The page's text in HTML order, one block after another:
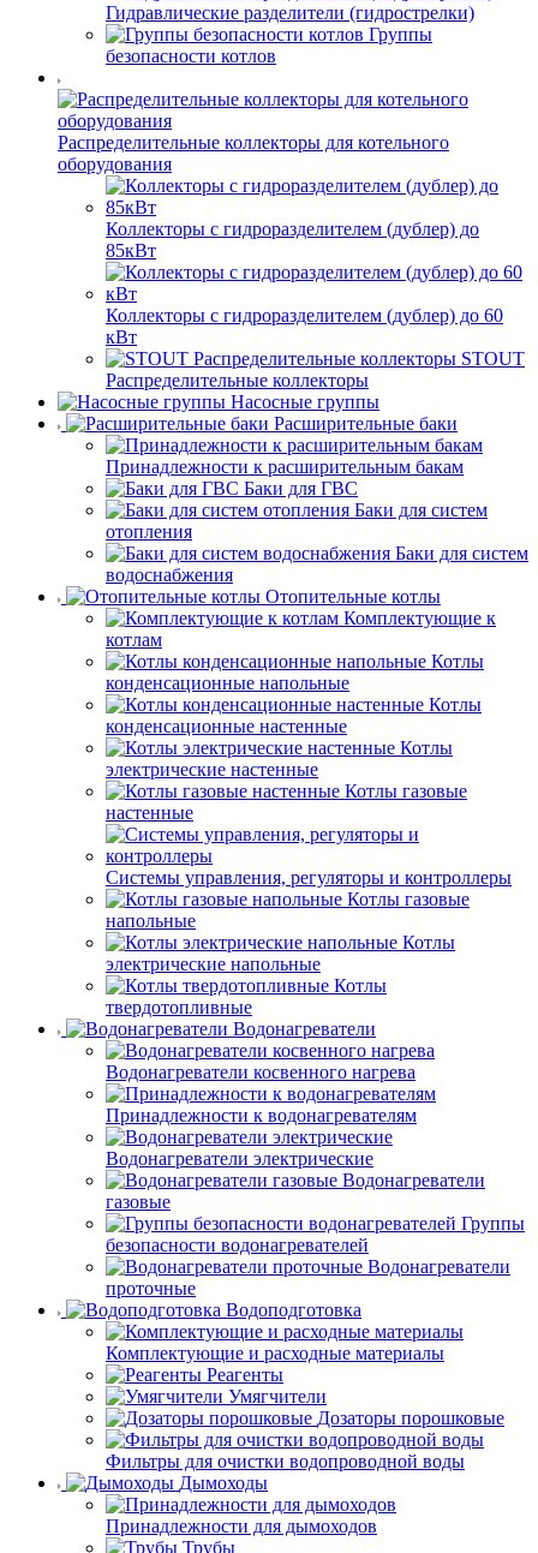
Гидравлические разделители (гидрострелки)
Группы
безопасности котлов
Распределительные коллекторы для котельного
оборудования
Коллекторы с гидроразделителем (дублер) до
85кВт
Коллекторы с гидроразделителем (дублер) до 60
кВт
STOUT
Распределительные коллекторы
Насосные группы
Расширительные баки
Принадлежности к расширительным бакам
Баки для ГВС
Баки для систем
отопления
Баки для систем
водоснабжения
Отопительные котлы
Комплектующие к
котлам
Котлы
конденсационные напольные
Котлы
конденсационные настенные
Котлы
электрические настенные
Котлы газовые
настенные
Системы управления, регуляторы и контроллеры
Котлы газовые
напольные
Котлы
электрические напольные
Котлы
твердотопливные
Водонагреватели
Водонагреватели косвенного нагрева
Принадлежности к водонагревателям
Водонагреватели электрические
Водонагреватели
газовые
Группы
безопасности водонагревателей
Водонагреватели
проточные
Водоподготовка
Комплектующие и расходные материалы
Реагенты
Умягчители
Дозаторы порошковые
Фильтры для очистки водопроводной воды
Дымоходы
Принадлежности для дымоходов
Трубы